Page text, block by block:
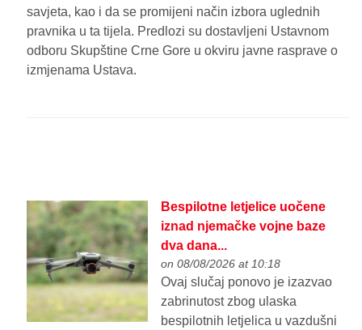
savjeta, kao i da se promijeni način izbora uglednih
pravnika u ta tijela. Predlozi su dostavljeni Ustavnom
odboru Skupštine Crne Gore u okviru javne rasprave o
izmjenama Ustava.
Bespilotne letjelice uočene
iznad njemačke vojne baze
dva dana...
on 08/08/2026 at 10:18
Ovaj slučaj ponovo je izazvao
zabrinutost zbog ulaska
bespilotnih letjelica u vazdušni